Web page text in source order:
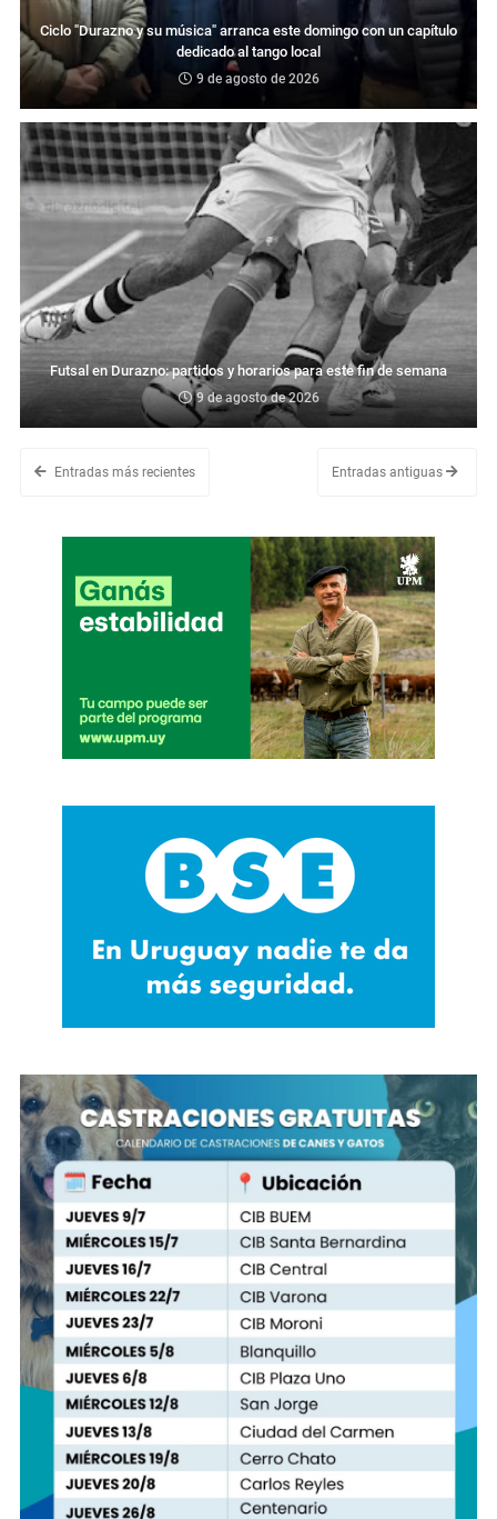
Ciclo "Durazno y su música" arranca este domingo con un capítulo
dedicado al tango local
9 de agosto de 2026
Futsal en Durazno: partidos y horarios para este fin de semana
9 de agosto de 2026
Entradas más recientes Entradas antiguas